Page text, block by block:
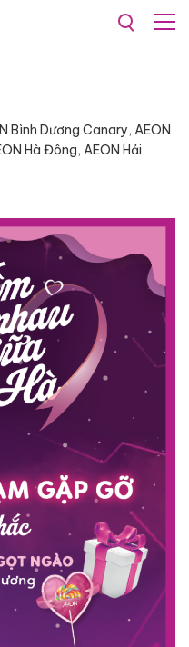
Bình Dương Canary, AEON
Hà Đông, AEON Hải